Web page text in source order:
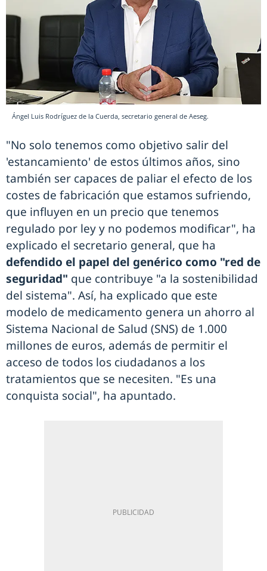
Ángel Luis Rodríguez de la Cuerda, secretario general de Aeseg.
"No solo tenemos como objetivo salir del
'estancamiento' de estos últimos años, sino
también ser capaces de paliar el efecto de los
costes de fabricación que estamos sufriendo,
que influyen en un precio que tenemos
regulado por ley y no podemos modificar", ha
explicado el secretario general, que ha
defendido el papel del genérico como "red de
seguridad" que contribuye "a la sostenibilidad
del sistema". Así, ha explicado que este
modelo de medicamento genera un ahorro al
Sistema Nacional de Salud (SNS) de 1.000
millones de euros, además de permitir el
acceso de todos los ciudadanos a los
tratamientos que se necesiten. "Es una
conquista social", ha apuntado.